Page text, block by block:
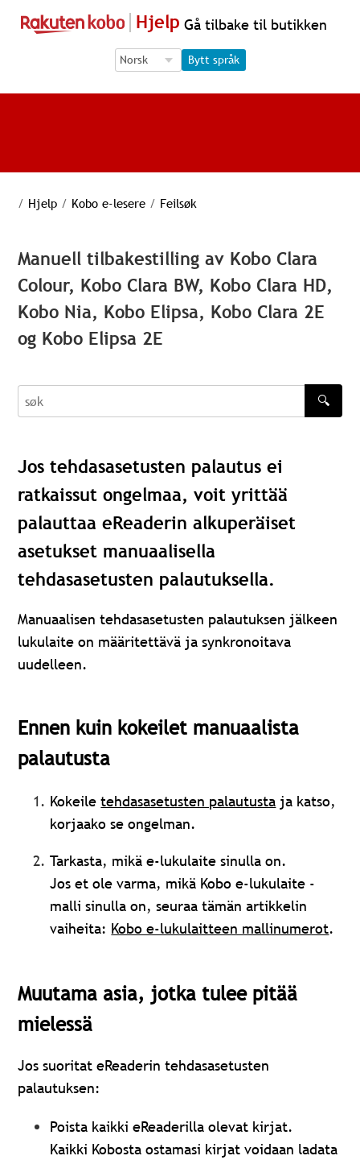
Hjelp Gå tilbake til butikken
Language Selection
Language Selection
Bytt språk
/ Hjelp / Kobo e-lesere / Feilsøk
Manuell tilbakestilling av Kobo Clara
Colour, Kobo Clara BW, Kobo Clara HD,
Kobo Nia, Kobo Elipsa, Kobo Clara 2E
og Kobo Elipsa 2E
søk
🔍
Jos tehdasasetusten palautus ei
ratkaissut ongelmaa, voit yrittää
palauttaa eReaderin alkuperäiset
asetukset manuaalisella
tehdasasetusten palautuksella.
Manuaalisen tehdasasetusten palautuksen jälkeen
lukulaite on määritettävä ja synkronoitava
uudelleen.
Ennen kuin kokeilet manuaalista
palautusta
Kokeiletehdasasetusten palautusta ja katso,
korjaako se ongelman.
Tarkasta, mikä e-lukulaite sinulla on.
Jos et ole varma, mikä Kobo e-lukulaite -
malli sinulla on, seuraa tämän artikkelin
vaiheita: Kobo e-lukulaitteen mallinumerot.
Muutama asia, jotka tulee pitää
mielessä
Jos suoritat eReaderin tehdasasetusten
palautuksen:
Poista kaikki eReaderilla olevat kirjat.
Kaikki Kobosta ostamasi kirjat voidaan ladata